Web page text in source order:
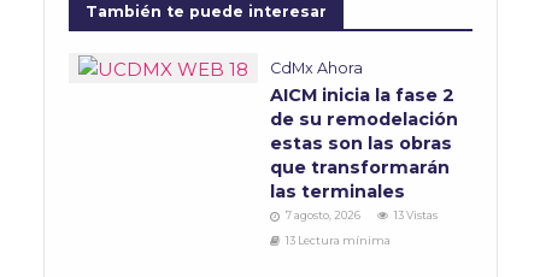
También te puede interesar
CdMx Ahora
AICM inicia la fase 2
de su remodelación
estas son las obras
que transformarán
las terminales
7 agosto, 2026
13 Vistas
13 Lectura mínima